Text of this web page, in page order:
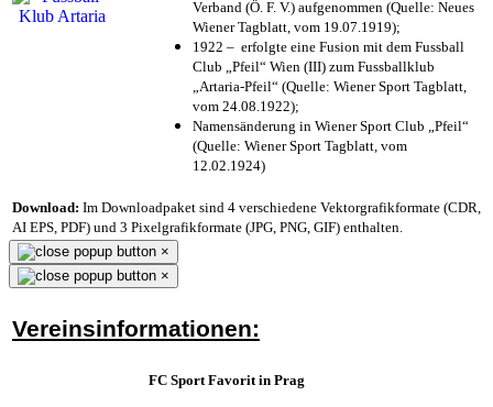
Verband (Ö. F. V.) aufgenommen (Quelle: Neues
Wiener Tagblatt, vom 19.07.1919);
1922 – erfolgte eine Fusion mit dem Fussball
Club „Pfeil“ Wien (III) zum Fussballklub
„Artaria-Pfeil“ (Quelle: Wiener Sport Tagblatt,
vom 24.08.1922);
Namensänderung in Wiener Sport Club „Pfeil“
(Quelle: Wiener Sport Tagblatt, vom
12.02.1924)
Download: Im Downloadpaket sind 4 verschiedene Vektorgrafikformate (CDR,
AI EPS, PDF) und 3 Pixelgrafikformate (JPG, PNG, GIF) enthalten.
×
×
Vereinsinformationen:
FC Sport Favorit in Prag